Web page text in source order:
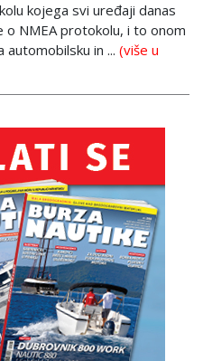
kojega svi uređaji danas
o NMEA protokolu, i to onom
in ... (više u